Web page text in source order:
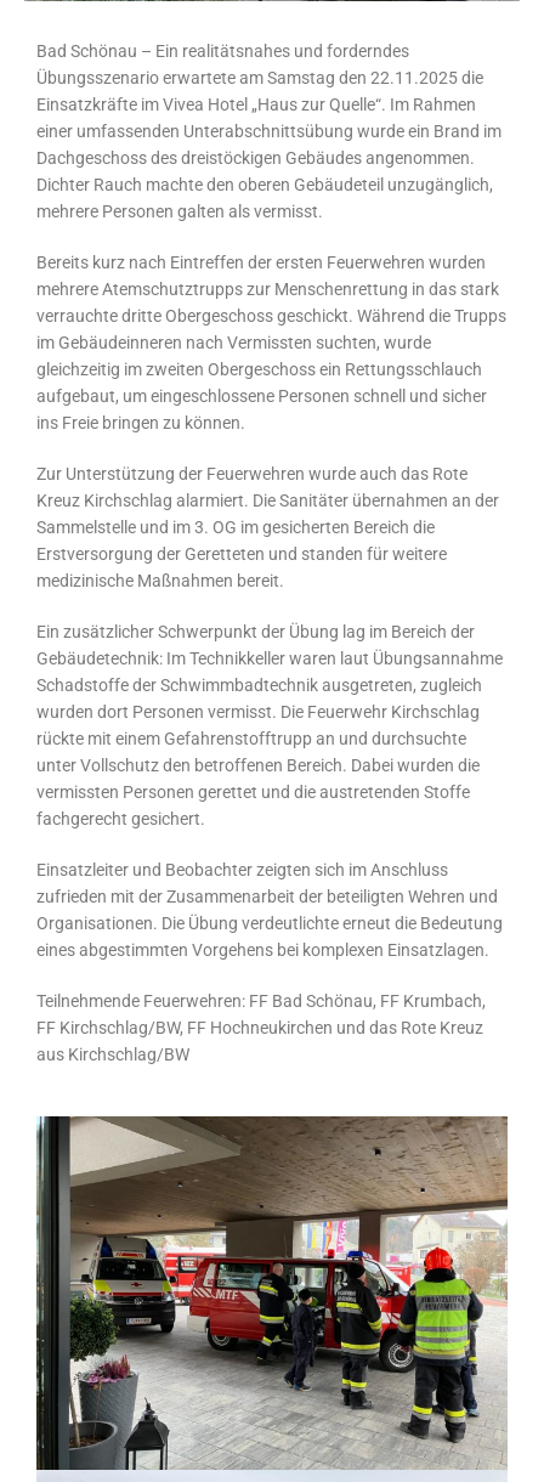
Bad Schönau – Ein realitätsnahes und forderndes
Übungsszenario erwartete am Samstag den 22.11.2025 die
Einsatzkräfte im Vivea Hotel „Haus zur Quelle“. Im Rahmen
einer umfassenden Unterabschnittsübung wurde ein Brand im
Dachgeschoss des dreistöckigen Gebäudes angenommen.
Dichter Rauch machte den oberen Gebäudeteil unzugänglich,
mehrere Personen galten als vermisst.
Bereits kurz nach Eintreffen der ersten Feuerwehren wurden
mehrere Atemschutztrupps zur Menschenrettung in das stark
verrauchte dritte Obergeschoss geschickt. Während die Trupps
im Gebäudeinneren nach Vermissten suchten, wurde
gleichzeitig im zweiten Obergeschoss ein Rettungsschlauch
aufgebaut, um eingeschlossene Personen schnell und sicher
ins Freie bringen zu können.
Zur Unterstützung der Feuerwehren wurde auch das Rote
Kreuz Kirchschlag alarmiert. Die Sanitäter übernahmen an der
Sammelstelle und im 3. OG im gesicherten Bereich die
Erstversorgung der Geretteten und standen für weitere
medizinische Maßnahmen bereit.
Ein zusätzlicher Schwerpunkt der Übung lag im Bereich der
Gebäudetechnik: Im Technikkeller waren laut Übungsannahme
Schadstoffe der Schwimmbadtechnik ausgetreten, zugleich
wurden dort Personen vermisst. Die Feuerwehr Kirchschlag
rückte mit einem Gefahrenstofftrupp an und durchsuchte
unter Vollschutz den betroffenen Bereich. Dabei wurden die
vermissten Personen gerettet und die austretenden Stoffe
fachgerecht gesichert.
Einsatzleiter und Beobachter zeigten sich im Anschluss
zufrieden mit der Zusammenarbeit der beteiligten Wehren und
Organisationen. Die Übung verdeutlichte erneut die Bedeutung
eines abgestimmten Vorgehens bei komplexen Einsatzlagen.
Teilnehmende Feuerwehren: FF Bad Schönau, FF Krumbach,
FF Kirchschlag/BW, FF Hochneukirchen und das Rote Kreuz
aus Kirchschlag/BW